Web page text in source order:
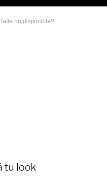
no disponible?
tu look